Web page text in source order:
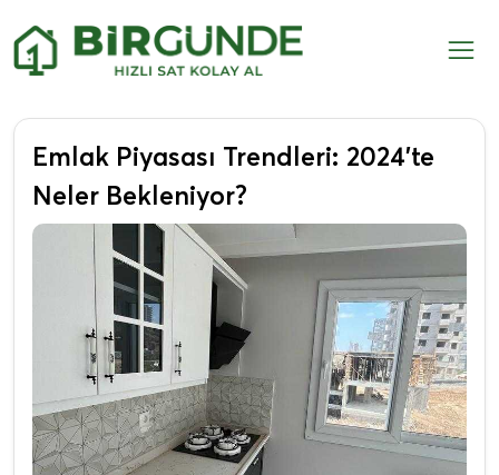
Emlak Piyasası Trendleri: 2024’te
Neler Bekleniyor?